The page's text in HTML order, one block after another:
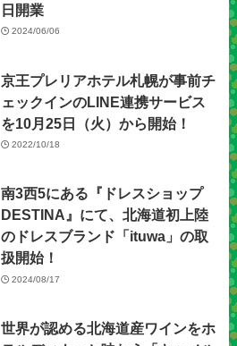
日開業
2024/06/06
京王プレリアホテル札幌が事前チ
ェックインのLINE連携サービス
を10月25日（火）から開始！
2022/10/18
南3西5にある『ドレスショップ
DESTINA』にて、北海道初上陸
のドレスブランド「ituwa」の取
扱開始！
2024/08/17
世界が認める北海道産ワインをホ